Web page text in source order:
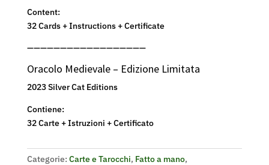
Content:
32 Cards + Instructions + Certificate
——————————————————
Oracolo Medievale – Edizione Limitata
2023 Silver Cat Editions
Contiene:
32 Carte + Istruzioni + Certificato
Categorie: Carte e Tarocchi, Fatto a mano,